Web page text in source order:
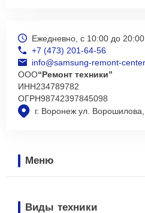
г. Воронеж ул.
Ежедневно, с 10:00 до 20:00
+7 (473) 201-64-56
info@samsung-remont-
ООО“Ремонт техники”
ИНН234789782
ОГРН98742397845098
Меню
Виды техники